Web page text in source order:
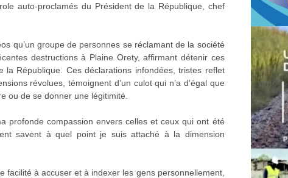
auto-proclamés du Président de la République, chef
qu’un groupe de personnes se réclamant de la société
destructions à Plaine Orety, affirmant détenir ces
la République. Ces déclarations infondées, tristes reflet
révolues, témoignent d’un culot qui n’a d’égal que
ou de se donner une légitimité.
profonde compassion envers celles et ceux qui ont été
savent à quel point je suis attaché à la dimension
facilité à accuser et à indexer les gens personnellement,